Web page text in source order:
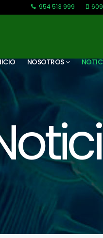
954 513 999
NOSOTROS